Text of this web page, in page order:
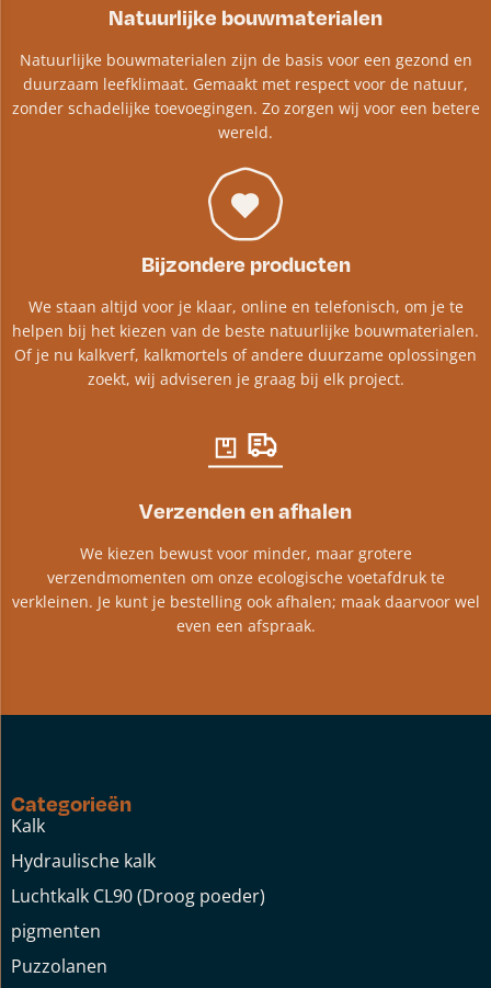
Natuurlijke bouwmaterialen
Natuurlijke bouwmaterialen zijn de basis voor een gezond en
duurzaam leefklimaat. Gemaakt met respect voor de natuur,
zonder schadelijke toevoegingen. Zo zorgen wij voor een betere
wereld.
Bijzondere producten
We staan altijd voor je klaar, online en telefonisch, om je te
helpen bij het kiezen van de beste natuurlijke bouwmaterialen.
Of je nu kalkverf, kalkmortels of andere duurzame oplossingen
zoekt, wij adviseren je graag bij elk project.​
Verzenden en afhalen
We kiezen bewust voor minder, maar grotere
verzendmomenten om onze ecologische voetafdruk te
verkleinen. Je kunt je bestelling ook afhalen; maak daarvoor wel
even een afspraak.
Categorieën
Kalk
Hydraulische kalk
Luchtkalk CL90 (Droog poeder)
pigmenten
Puzzolanen